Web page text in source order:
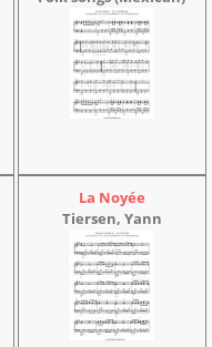
La Noyée
Tiersen, Yann